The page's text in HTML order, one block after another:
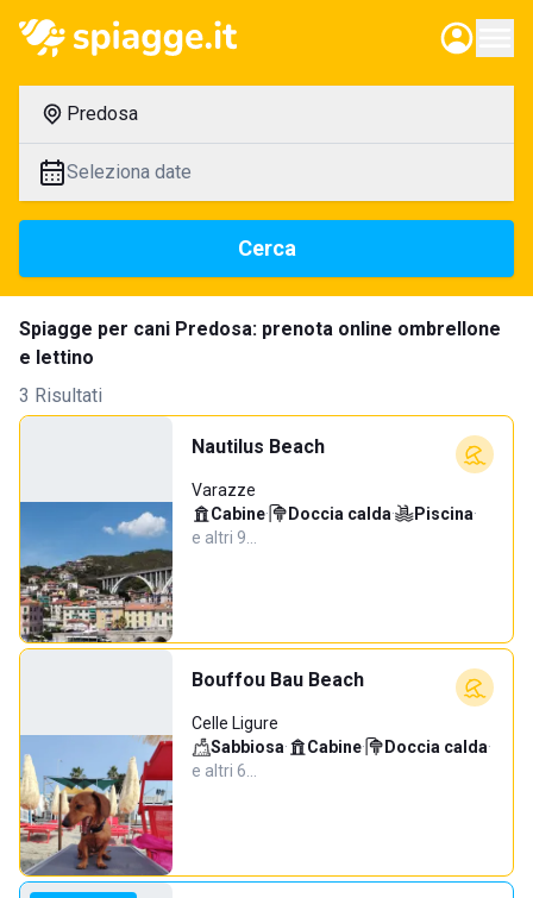
Predosa
Seleziona date
Cerca
Spiagge per cani Predosa: prenota online ombrellone
e lettino
3 Risultati
Nautilus Beach
Varazze
Cabine· Doccia calda· Piscina·
e altri 9…
Bouffou Bau Beach
Celle Ligure
Sabbiosa· Cabine· Doccia calda·
e altri 6…